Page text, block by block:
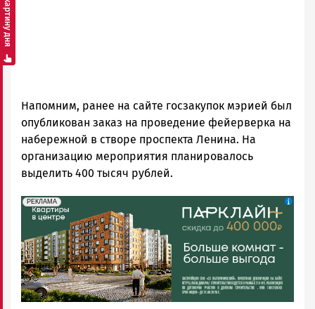
Напомним, ранее на сайте госзакупок мэрией был
опубликован заказ на проведение фейерверка на
набережной в створе проспекта Ленина. На
организацию мероприятия планировалось
выделить 400 тысяч рублей.
erid: 2SDnjdeSPnB
РЕКЛАМА
Реклама